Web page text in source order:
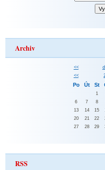
Archiv
<<
<<
Po Út St
1
6
7 8
13
14 15
20
21 22
27
28 29
RSS